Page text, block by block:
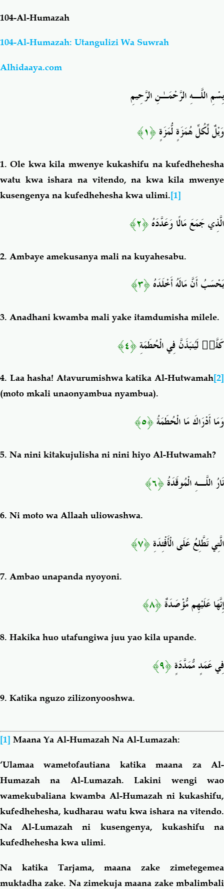
Chemsha Bongo Vitabu
104-Al-Humazah
104-Al-Humazah: Utangulizi Wa Suwrah
Alhidaaya.com
بِسْمِ اللَّـهِ الرَّحْمَـٰنِ الرَّحِيمِ
وَيْلٌ لِّكُلِّ هُمَزَةٍ لُّمَزَةٍ﴿١﴾
1. Ole kwa kila mwenye kukashifu na kufedhehesha
watu kwa ishara na vitendo, na kwa kila mwenye
kusengenya na kufedhehesha kwa ulimi.[1]
الَّذِي جَمَعَ مَالًا وَعَدَّدَهُ﴿٢﴾
2. Ambaye amekusanya mali na kuyahesabu.
يَحْسَبُ أَنَّ مَالَهُ أَخْلَدَهُ﴿٣﴾
3. Anadhani kwamba mali yake itamdumisha milele.
كَلَّا لَيُنبَذَنَّ فِي الْحُطَمَةِ﴿٤﴾
4. Laa hasha! Atavurumishwa katika Al-Hutwamah[2]
(moto mkali unaonyambua nyambua).
وَمَا أَدْرَاكَ مَا الْحُطَمَةُ﴿٥﴾
5. Na nini kitakujulisha ni nini hiyo Al-Hutwamah?
نَارُ اللَّـهِ الْمُوقَدَةُ﴿٦﴾
6. Ni moto wa Allaah uliowashwa.
الَّتِي تَطَّلِعُ عَلَى الْأَفْئِدَةِ﴿٧﴾
7. Ambao unapanda nyoyoni.
إِنَّهَا عَلَيْهِم مُّؤْصَدَةٌ﴿٨﴾
8. Hakika huo utafungiwa juu yao kila upande.
فِي عَمَدٍ مُّمَدَّدَةٍ﴿٩﴾
9. Katika nguzo zilizonyooshwa.
[1] Maana Ya Al-Humazah Na Al-Lumazah:
‘Ulamaa wametofautiana katika maana za Al-
Humazah na Al-Lumazah. Lakini wengi wao
wamekubaliana kwamba Al-Humazah ni kukashifu,
kufedhehesha, kudharau watu kwa ishara na vitendo.
Na Al-Lumazah ni kusengenya, kukashifu na
kufedhehesha kwa ulimi.
Na katika Tarjama, maana zake zimetegemea
muktadha zake. Na zimekuja maana zake mbalimbali